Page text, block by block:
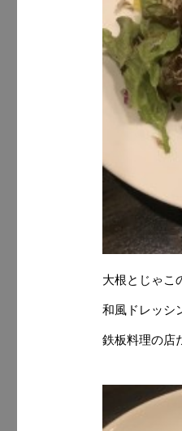
大根とじゃこ
和風ドレッシ
鉄板料理の店